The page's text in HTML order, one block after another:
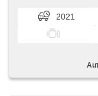
täglich Leuchten,
Bordcomputer,
dotykové ovládání
štít, volba jízdního
Fahrkamera,
Lichtsensor,
2021